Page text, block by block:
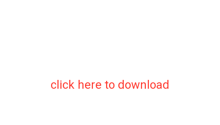
click here to download